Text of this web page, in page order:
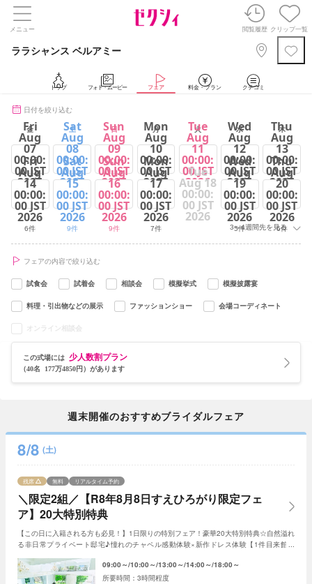
メニュー 閲覧履歴 クリップ一覧
ララシャンス ベルアミー
トップ フォト・ムービー フェア 料金・プラン クチコミ
日付を絞り込む
金 土 日 月 火 水 木
Fri
Aug
07
00:00:
00 JST
2026
5件
Sat
Aug
08
00:00:
00 JST
2026
9件
Sun
Aug
09
00:00:
00 JST
2026
9件
Mon
Aug
10
00:00:
00 JST
2026
7件
Tue
Aug
11
00:00:
00 JST
2026
9件
Wed
Aug
12
00:00:
00 JST
2026
5件
Thu
Aug
13
00:00:
00 JST
2026
6件
Fri
Aug
14
00:00:
00 JST
2026
6件
Sat
Aug
15
00:00:
00 JST
2026
9件
Sun
Aug
16
00:00:
00 JST
2026
9件
Mon
Aug
17
00:00:
00 JST
2026
7件
Tue
Aug 18
00:00:
00 JST
2026
Wed
Aug
19
00:00:
00 JST
2026
5件
Thu
Aug
20
00:00:
00 JST
2026
6件
3～4週間先を見る
フェアの内容で絞り込む
試食会 試着会 相談会 模擬挙式 模擬披露宴
料理・引出物などの展示 ファッションショー 会場コーディネート
オンライン相談会
この式場には 少人数割プラン
（40名 177万4850円）があります
週末開催のおすすめブライダルフェア
8/8 (土)
＼限定2組／【R8年8月8日すえひろがり限定フェ
ア】20大特別特典
残席 無料 リアルタイム予約
【この日に入籍される方も必見！】1日限りの特別フェア！豪華20大特別特典☆自然溢れ
る非日常プライベート邸宅♪憧れのチャペル感動体験×新作ドレス体験【1件目来館】
09:00～ 10:00～ 13:00～ 14:00～ 18:00～
3時間程度